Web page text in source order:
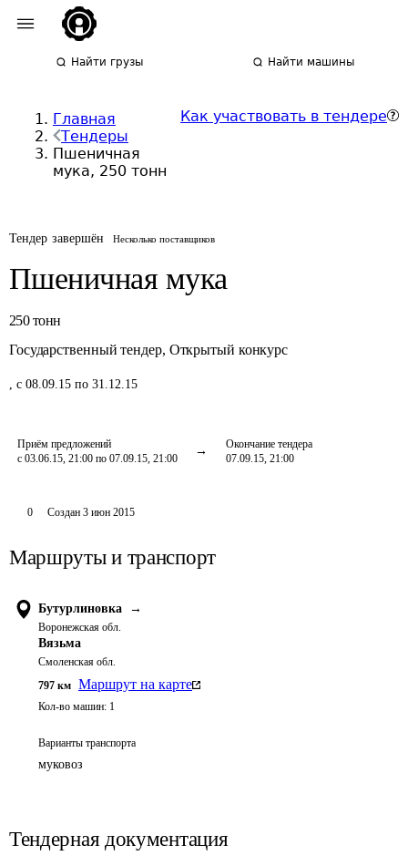
Найти грузы Найти машины
Главная
Тендеры
Пшеничная
мука, 250 тонн
Как участвовать в тендере
Тендер завершён Несколько поставщиков
Пшеничная мука
250 тонн
Государственный тендер, Открытый конкурс
, с 08.09.15 по 31.12.15
Приём предложений
с 03.06.15, 21:00 по 07.09.15, 21:00
Окончание тендера
07.09.15, 21:00
0 Создан 3 июн 2015
Маршруты и транспорт
Бутурлиновка →
Воронежская обл.
Вязьма
Смоленская обл.
797 км Маршрут на карте
Кол-во машин: 1
Варианты транспорта
муковоз
Тендерная документация